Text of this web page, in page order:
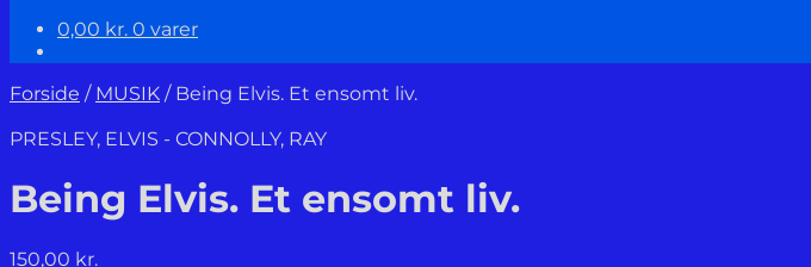
0,00 kr. 0 varer
Forside / MUSIK / Being Elvis. Et ensomt liv.
PRESLEY, ELVIS - CONNOLLY, RAY
Being Elvis. Et ensomt liv.
150,00 kr.